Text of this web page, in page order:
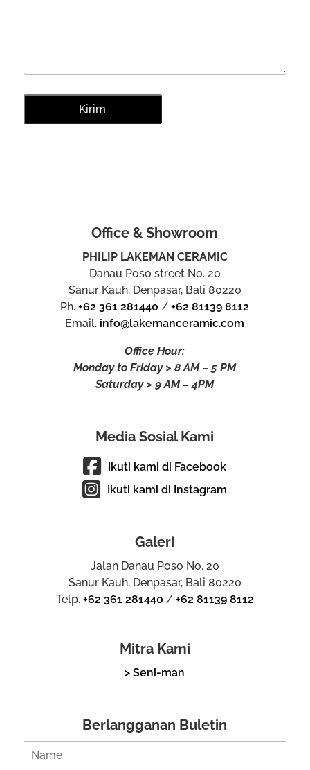
Office & Showroom
PHILIP LAKEMAN CERAMIC
Danau Poso street No. 20
Sanur Kauh, Denpasar, Bali 80220
Ph.+62 361 281440 /+62 81139 8112
Email. info@lakemanceramic.com
Office Hour:
Monday to Friday > 8 AM – 5 PM
Saturday > 9 AM – 4PM
Media Sosial Kami
Ikuti kami di Facebook
Ikuti kami di Instagram
Galeri
Jalan Danau Poso No. 20
Sanur Kauh, Denpasar, Bali 80220
Telp. +62 361 281440 / +62 81139 8112
Mitra Kami
> Seni-man
Berlangganan Buletin